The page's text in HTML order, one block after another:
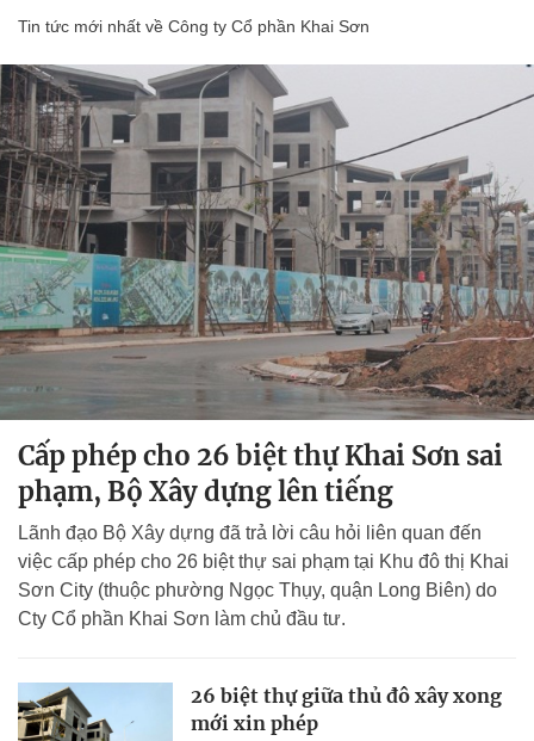
Tin tức mới nhất về Công ty Cổ phần Khai Sơn
Cấp phép cho 26 biệt thự Khai Sơn sai
phạm, Bộ Xây dựng lên tiếng
Lãnh đạo Bộ Xây dựng đã trả lời câu hỏi liên quan đến
việc cấp phép cho 26 biệt thự sai phạm tại Khu đô thị Khai
Sơn City (thuộc phường Ngọc Thụy, quận Long Biên) do
Cty Cổ phần Khai Sơn làm chủ đầu tư.
26 biệt thự giữa thủ đô xây xong
mới xin phép